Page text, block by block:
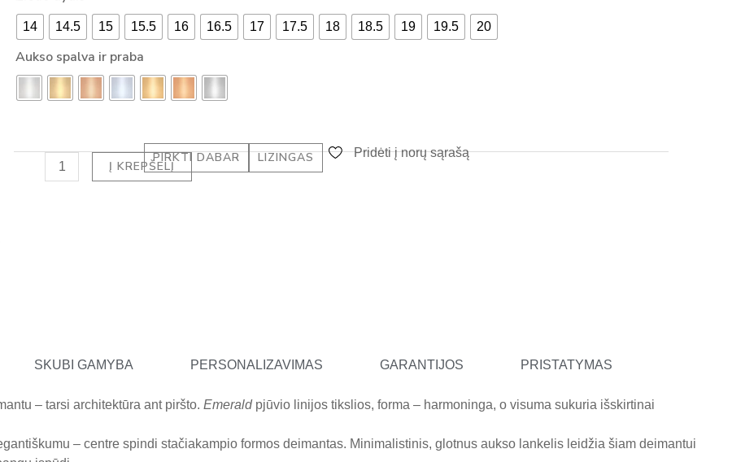
-
a
l
t
14 14.5 15 15.5 16 16.5 17 17.5 18 18.5 19 19.5 20
Aukso spalva ir praba
SU
EMERALD
ct)
Į KREPŠELĮ
PIRKTI DABAR LIZINGAS Pridėti į norų sąrašą
SKUBI GAMYBA PERSONALIZAVIMAS GARANTIJOS PRISTATYMAS
– tarsi architektūra ant piršto. Emeraldpjūvio linijos tikslios, forma – harmoninga, o visuma sukuria išskirtinai
– centre spindi stačiakampio formos deimantas. Minimalistinis, glotnus aukso lankelis leidžia šiam deimantui